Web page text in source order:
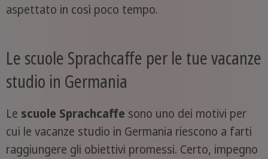
aspettato in così poco tempo.
Le scuole Sprachcaffe per le tue vacanze
studio in Germania
Le scuole Sprachcaffe sono uno dei motivi per
cui le vacanze studio in Germania riescono a farti
raggiungere gli obiettivi promessi. Certo, impegno